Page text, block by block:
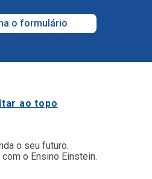
o formulário
ao topo
o seu futuro.
o Ensino Einstein.